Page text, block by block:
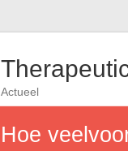
Actueel
Hoe